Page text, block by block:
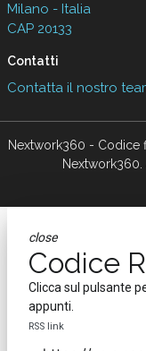
Milano - Italia
CAP 20133
Contatti
Contatta il nostro
Nextwork360 - Codice
Nextwork360.
close
Codice
Clicca sul pulsante
appunti.
RSS link